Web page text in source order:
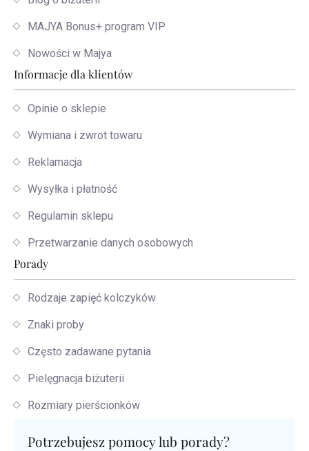
MAJYA Bonus+ program VIP
Nowości w Majya
Informacje dla klientów
Opinie o sklepie
Wymiana i zwrot towaru
Reklamacja
Wysyłka i płatność
Regulamin sklepu
Przetwarzanie danych osobowych
Porady
Rodzaje zapięć kolczyków
Znaki proby
Często zadawane pytania
Pielęgnacja biżuterii
Rozmiary pierścionków
Potrzebujesz pomocy lub porady?